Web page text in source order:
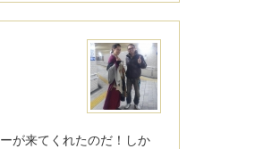
が来てくれたのだ！しか